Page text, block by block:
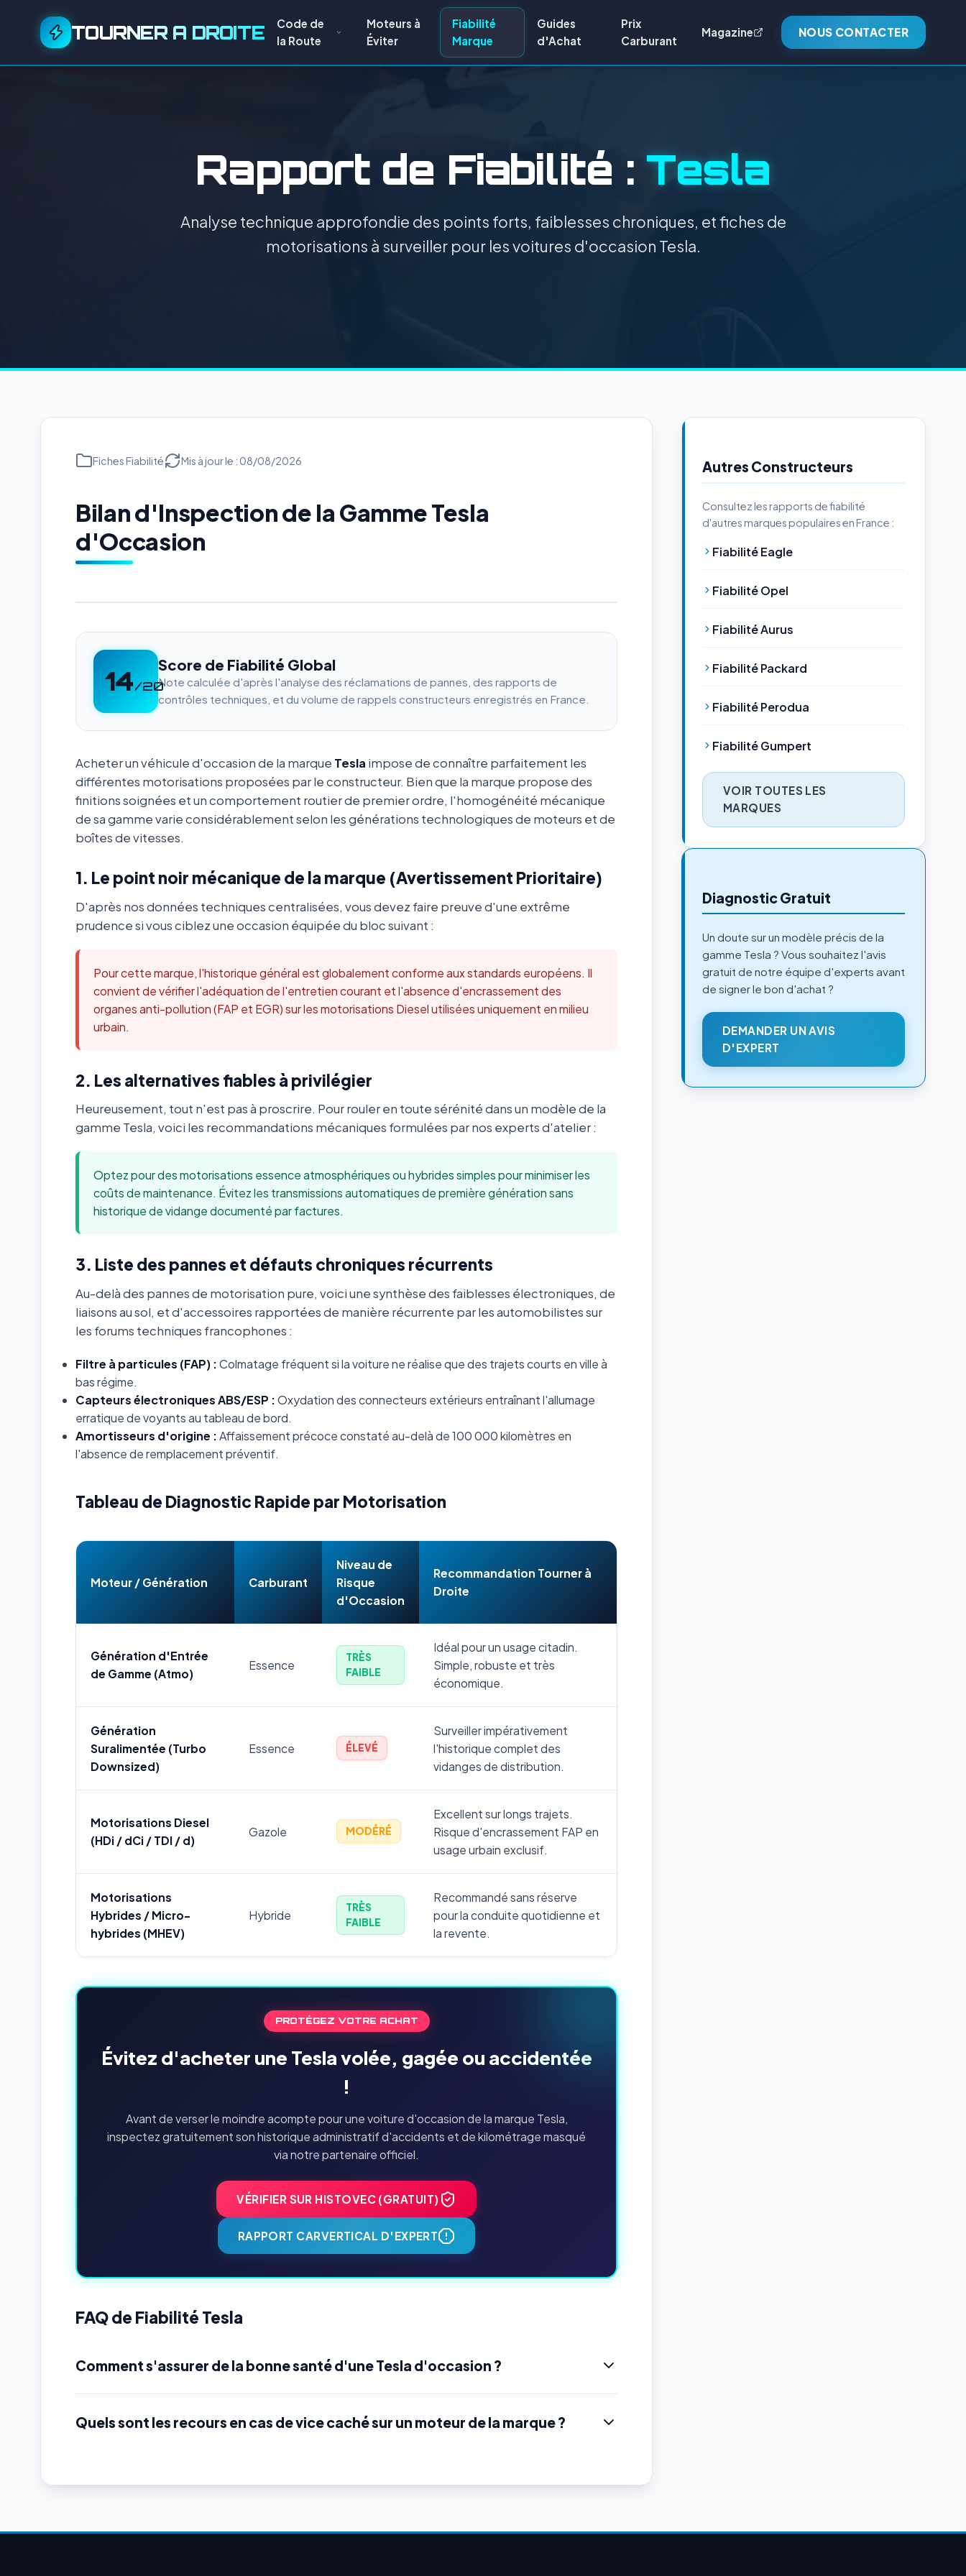
TOURNER A DROITE
Code de
la Route
Moteurs à
Éviter
Fiabilité
Marque
Guides
d'Achat
Prix
Carburant
Magazine NOUS CONTACTER
Rapport de Fiabilité : Tesla
Analyse technique approfondie des points forts, faiblesses chroniques, et fiches de
motorisations à surveiller pour les voitures d'occasion Tesla.
Fiches Fiabilité Mis à jour le : 08/08/2026
Bilan d'Inspection de la Gamme Tesla
d'Occasion
14/20
Score de Fiabilité Global
Note calculée d'après l'analyse des réclamations de pannes, des rapports de
contrôles techniques, et du volume de rappels constructeurs enregistrés en France.
Acheter un véhicule d'occasion de la marque Tesla impose de connaître parfaitement les
différentes motorisations proposées par le constructeur. Bien que la marque propose des
finitions soignées et un comportement routier de premier ordre, l'homogénéité mécanique
de sa gamme varie considérablement selon les générations technologiques de moteurs et de
boîtes de vitesses.
1. Le point noir mécanique de la marque (Avertissement Prioritaire)
D'après nos données techniques centralisées, vous devez faire preuve d'une extrême
prudence si vous ciblez une occasion équipée du bloc suivant :
Pour cette marque, l'historique général est globalement conforme aux standards européens. Il
convient de vérifier l'adéquation de l'entretien courant et l'absence d'encrassement des
organes anti-pollution (FAP et EGR) sur les motorisations Diesel utilisées uniquement en milieu
urbain.
2. Les alternatives fiables à privilégier
Heureusement, tout n'est pas à proscrire. Pour rouler en toute sérénité dans un modèle de la
gamme Tesla, voici les recommandations mécaniques formulées par nos experts d'atelier :
Optez pour des motorisations essence atmosphériques ou hybrides simples pour minimiser les
coûts de maintenance. Évitez les transmissions automatiques de première génération sans
historique de vidange documenté par factures.
3. Liste des pannes et défauts chroniques récurrents
Au-delà des pannes de motorisation pure, voici une synthèse des faiblesses électroniques, de
liaisons au sol, et d'accessoires rapportées de manière récurrente par les automobilistes sur
les forums techniques francophones :
Filtre à particules (FAP) :Colmatage fréquent si la voiture ne réalise que des trajets courts en ville à
bas régime.
Capteurs électroniques ABS/ESP :Oxydation des connecteurs extérieurs entraînant l'allumage
erratique de voyants au tableau de bord.
Amortisseurs d'origine :Affaissement précoce constaté au-delà de 100 000 kilomètres en
l'absence de remplacement préventif.
Tableau de Diagnostic Rapide par Motorisation
Moteur / Génération Carburant
Niveau de
Risque
d'Occasion
Recommandation Tourner à
Droite
Génération d'Entrée
de Gamme (Atmo)
Essence
TRÈS
FAIBLE
Idéal pour un usage citadin.
Simple, robuste et très
économique.
Génération
Suralimentée (Turbo
Downsized)
Essence ÉLEVÉ
Surveiller impérativement
l'historique complet des
vidanges de distribution.
Motorisations Diesel
(HDi / dCi / TDI / d)
Gazole MODÉRÉ
Excellent sur longs trajets.
Risque d'encrassement FAP en
usage urbain exclusif.
Motorisations
Hybrides / Micro-
hybrides (MHEV)
Hybride
TRÈS
FAIBLE
Recommandé sans réserve
pour la conduite quotidienne et
la revente.
PROTÉGEZ VOTRE ACHAT
Évitez d'acheter une Tesla volée, gagée ou accidentée
!
Avant de verser le moindre acompte pour une voiture d'occasion de la marque Tesla,
inspectez gratuitement son historique administratif d'accidents et de kilométrage masqué
via notre partenaire officiel.
VÉRIFIER SUR HISTOVEC (GRATUIT)
RAPPORT CARVERTICAL D'EXPERT
FAQ de Fiabilité Tesla
Comment s'assurer de la bonne santé d'une Tesla d'occasion ?
Quels sont les recours en cas de vice caché sur un moteur de la marque ?
Autres Constructeurs
Consultez les rapports de fiabilité
d'autres marques populaires en France :
Fiabilité Eagle
Fiabilité Opel
Fiabilité Aurus
Fiabilité Packard
Fiabilité Perodua
Fiabilité Gumpert
VOIR TOUTES LES
MARQUES
Diagnostic Gratuit
Un doute sur un modèle précis de la
gamme Tesla ? Vous souhaitez l'avis
gratuit de notre équipe d'experts avant
de signer le bon d'achat ?
DEMANDER UN AVIS
D'EXPERT